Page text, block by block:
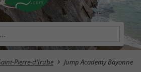
Pierre-d'Irube Jump Academy Bayonne